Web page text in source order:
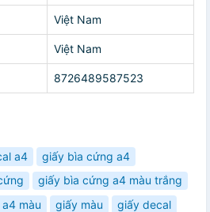
Việt Nam
Việt Nam
8726489587523
a4
giấy bìa cứng a4
giấy bìa cứng a4 màu trắng
màu giấy màu
giấy decal